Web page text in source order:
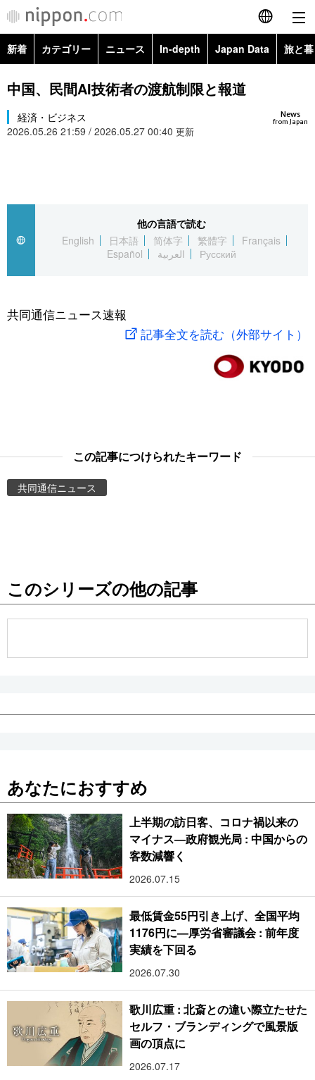
English
简体字
カテゴリー
スポーツ・東京2020
Topics
Images
お知らせ
公式SNS
新着 カテゴリー ニュース In-depth Japan Data 旅と
政治・外交
経済・ビジネス Images
中国、民間AI技術者の渡航制限と報道
News
from Japan
経済・ビジネス
2026.05.26 21:59 / 2026.05.27 00:40 更新
他の言語で読む
English
日本語 简体字 繁體字
Français
Español
العربية Русский
共同通信ニュース速報
記事全文を読む（外部サイト）
この記事につけられたキーワード
共同通信ニュース
このシリーズの他の記事
あなたにおすすめ
上半期の訪日客、コロナ禍以来の
マイナス―政府観光局 : 中国からの
客数減響く
2026.07.15
最低賃金55円引き上げ、全国平均
1176円に―厚労省審議会 : 前年度
実績を下回る
2026.07.30
歌川広重 : 北斎との違い際立たせた
セルフ・ブランディングで風景版
画の頂点に
2026.07.17